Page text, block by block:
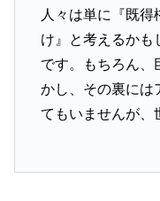
人々は単に『既
け』と考えるかも
です。もちろん、
かし、その裏には
てもいませんが、